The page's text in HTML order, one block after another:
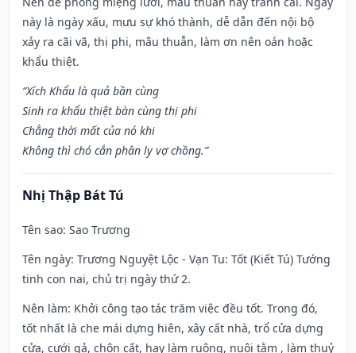
này là ngày xấu, mưu sự khó thành, dễ dẫn đến nội bộ
xảy ra cãi vã, thị phi, mâu thuẫn, làm ơn nên oán hoặc
khẩu thiệt.
“Xích Khẩu là quả bần cùng
Sinh ra khẩu thiệt bàn cùng thị phi
Chẳng thời mất của nó khi
Không thì chó cắn phân ly vợ chồng.”
Nhị Thập Bát Tú
Tên sao: Sao Trương
Tên ngày: Trương Nguyệt Lộc - Vạn Tu: Tốt (Kiết Tú) Tướng
tinh con nai, chủ trị ngày thứ 2.
Nên làm: Khởi công tạo tác trăm việc đều tốt. Trong đó,
tốt nhất là che mái dựng hiên, xây cất nhà, trổ cửa dựng
cửa, cưới gả, chôn cất, hay làm ruộng, nuôi tằm , làm thuỷ